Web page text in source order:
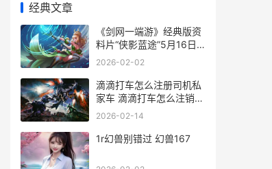
经典文章
《剑网一端游》经典版资
料片“侠影蓝途”5月16日
公布 剑网1游戏视频
2026-02-02
滴滴打车怎么注册司机私
家车 滴滴打车怎么注销实
名认证
2026-02-14
1r幻兽别错过 幻兽167